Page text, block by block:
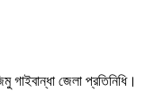
গাইবান্ধা জেলা প্রতিনিধি।